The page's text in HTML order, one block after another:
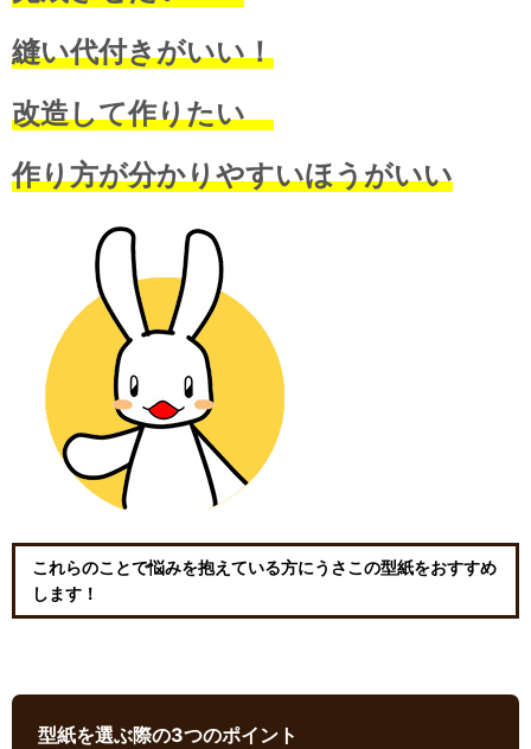
縫い代付きがいい！
改造して作りたい
作り方が分かりやすいほうがいい
これらのことで悩みを抱えている方にうさこの型紙をおすすめ
します！
型紙を選ぶ際の3つのポイント